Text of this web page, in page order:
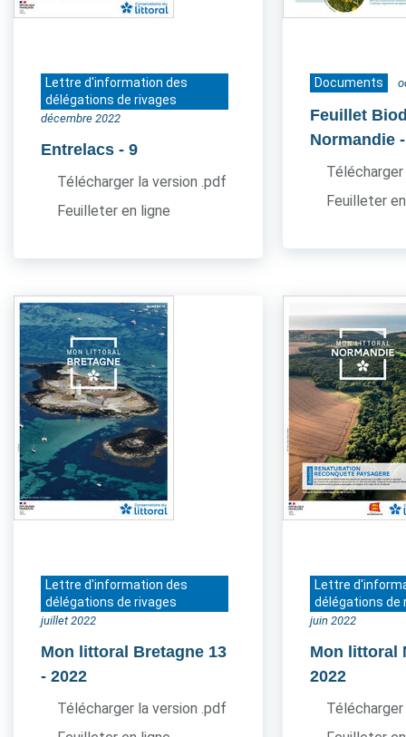
Lettre d'information des
délégations de rivages
décembre 2022
Entrelacs - 9
Télécharger la version .pdf
Feuilleter en ligne
Documents
Feuillet
Normandie
Feuilleter
Lettre d'information des
délégations de rivages
juillet 2022
Mon littoral Bretagne 13
- 2022
Télécharger la version .pdf
Lettre
délégations de
juin 2022
Mon littoral
2022